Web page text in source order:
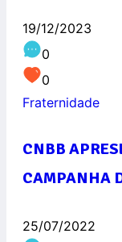
19/12/2023
0
0
Fraternidade
CNBB
CAMPANHA
25/07/2022